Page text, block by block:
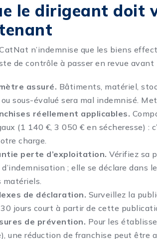
le dirigeant doit
n’indemnise que les biens
de contrôle à passer en revue avant
assuré. Bâtiments, matériel,
sous-évalué sera mal indemnisé.
réellement applicables.
(1 140 €, 3 050 € en sécheresse) :
charge.
perte d’exploitation. Vérifiez sa
; elle se déclare dans
matériels.
de déclaration. Surveillez la
jours court à partir de cette
de prévention. Pour les
une réduction de franchise peut être